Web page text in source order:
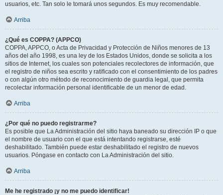
usuarios, etc. Tan solo le tomará unos segundos. Es muy recomendable.
Arriba
¿Qué es COPPA? (APPCO)
COPPA, APPCO, o Acta de Privacidad y Protección de Niños menores de 13
años del año 1998, es una ley de los Estados Unidos, donde se solicita a los
sitios de Internet, los cuales son potenciales recolectores de información, que
el registro de niños sea escrito y ratificado con el consentimiento de los padres
o con algún otro método de reconocimiento de guardia legal, que permita
recolectar información personal identificable de un menor de edad.
Arriba
¿Por qué no puedo registrarme?
Es posible que La Administración del sitio haya baneado su dirección IP o que
el nombre de usuario con el que está intentando registrarse, esté
deshabilitado. También puede estar deshabilitado el registro de nuevos
usuarios. Póngase en contacto con La Administración del sitio.
Arriba
Me he registrado ¡y no me puedo identificar!